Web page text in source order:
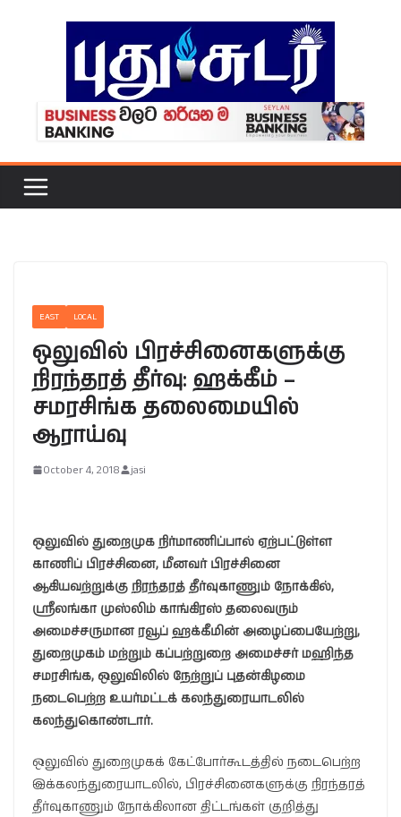
EAST LOCAL
ஒலுவில் பிரச்சினைகளுக்கு
நிரந்தரத் தீர்வு: ஹக்கீம் –
சமரசிங்க தலைமையில்
ஆராய்வு
October 4, 2018 jasi
ஒலுவில் துறைமுக நிர்மாணிப்பால் ஏற்பட்டுள்ள
காணிப் பிரச்சினை, மீனவர் பிரச்சினை
ஆகியவற்றுக்கு நிரந்தரத் தீர்வுகாணும் நோக்கில்,
ஸ்ரீலங்கா முஸ்லிம் காங்கிரஸ் தலைவரும்
அமைச்சருமான ரவூப் ஹக்கீமின் அழைப்பையேற்று,
துறைமுகம் மற்றும் கப்பற்றுறை அமைச்சர் மஹிந்த
சமரசிங்க, ஒலுவிலில் நேற்றுப் புதன்கிழமை
நடைபெற்ற உயர்மட்டக் கலந்துரையாடலில்
கலந்துகொண்டார்.
ஒலுவில் துறைமுகக் கேட்போர்கூடத்தில் நடைபெற்ற
இக்கலந்துரையாடலில், பிரச்சினைகளுக்கு நிரந்தரத்
தீர்வுகாணும் நோக்கிலான திட்டங்கள் குறித்து